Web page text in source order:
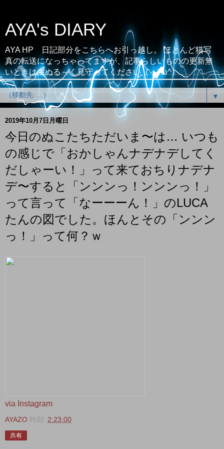
AYA's DIARY
AYA HP 日記部分をこちらへお引っ越し。 ほとんど猫写
真の転送になっちゃってますが、記事らしいものの更新無
いときは生ぬる～く見守ってください（；^ω^）
▼
2019年10月7日月曜日
今日のぬこたちただいま〜は… いつも
の感じで「おかしゃんナデナデしてく
だしゃーい！」って来ておちりナデナ
デ〜すると「ンンンっ！ンンンっ！」
って言って「なーーーん！」のLUCA
たんの図でした。ほんとその「ンンン
っ！」って何？ｗ
via Instagram
AYAZO 時刻: 2:23:00
共有